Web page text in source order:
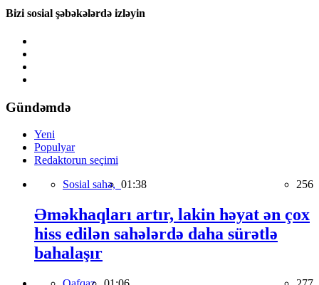
Bizi sosial şəbəkələrdə izləyin
Gündəmdə
Yeni
Populyar
Redaktorun seçimi
Sosial sahə, 01:38 256
Əməkhaqları artır, lakin həyat ən çox
hiss edilən sahələrdə daha sürətlə
bahalaşır